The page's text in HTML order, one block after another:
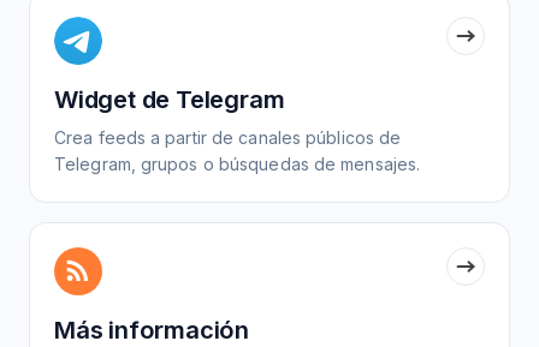
Widget de Telegram
Crea feeds a partir de canales públicos de
Telegram, grupos o búsquedas de mensajes.
Más información